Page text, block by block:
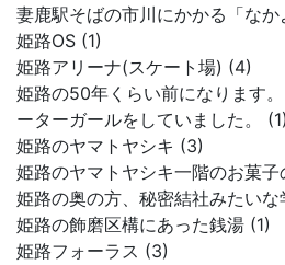
妻鹿駅そばの市川にかかる「なか
姫路OS (1)
姫路アリーナ(スケート場) (4)
姫路の50年くらい前になります
ーターガールをしていました。 (1)
姫路のヤマトヤシキ (3)
姫路のヤマトヤシキ一階のお菓
姫路の奥の方、秘密結社みたいな
姫路の飾磨区構にあった銭湯 (1)
姫路フォーラス (3)